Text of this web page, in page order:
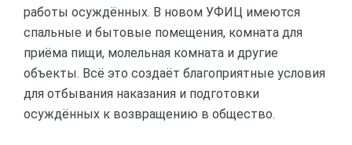
работы осуждённых. В новом УФИЦ имеются
спальные и бытовые помещения, комната для
приёма пищи, молельная комната и другие
объекты. Всё это создаёт благоприятные условия
для отбывания наказания и подготовки
осуждённых к возвращению в общество.